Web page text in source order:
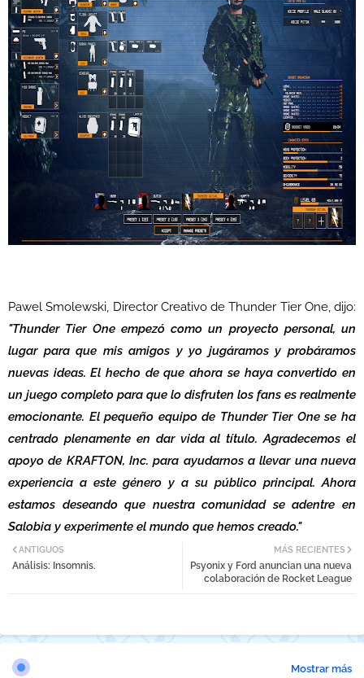
Pawel Smolewski, Director Creativo de Thunder Tier One, dijo:
"Thunder Tier One empezó como un proyecto personal, un
lugar para que mis amigos y yo jugáramos y probáramos
nuevas ideas. El hecho de que ahora se haya convertido en
un juego completo para que lo disfruten los fans es realmente
emocionante. El pequeño equipo de Thunder Tier One se ha
centrado plenamente en dar vida al título. Agradecemos el
apoyo de KRAFTON, Inc. para ayudarnos a llevar una nueva
experiencia a este género y a su público principal. Ahora
estamos deseando que nuestra comunidad se adentre en
Salobia y experimente el mundo que hemos creado."
MÁS RECIENTES
Psyonix y Ford anuncian una nueva
colaboración de Rocket League
ANTIGUOS
Análisis: Insomnis.
Mostrar más